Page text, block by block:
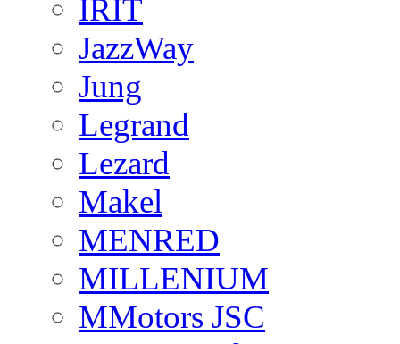
IRIT
JazzWay
Jung
Legrand
Lezard
Makel
MENRED
MILLENIUM
MMotors JSC